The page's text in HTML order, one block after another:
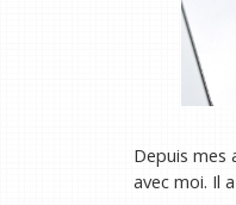
Depuis mes
avec moi. Il